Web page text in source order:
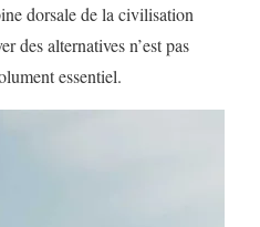
dorsale de la civilisation
des alternatives n’est pas
essentiel.